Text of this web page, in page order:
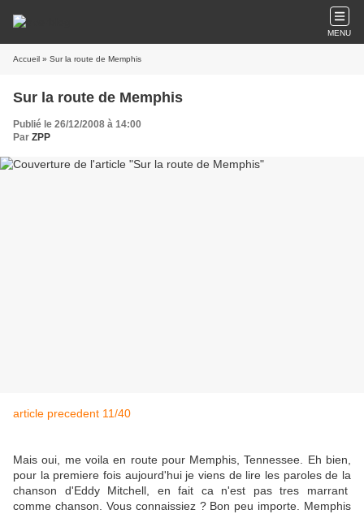
MENU
Accueil » Sur la route de Memphis
Sur la route de Memphis
Publié le 26/12/2008 à 14:00
Par ZPP
article precedent 11/40
Mais oui, me voila en route pour Memphis, Tennessee. Eh bien,
pour la premiere fois aujourd'hui je viens de lire les paroles de la
chanson d'Eddy Mitchell, en fait ca n'est pas tres marrant
comme chanson. Vous connaissiez ? Bon peu importe. Memphis